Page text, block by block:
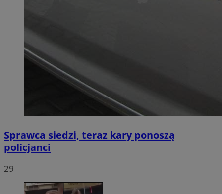
Sprawca siedzi, teraz kary ponoszą
policjanci
29